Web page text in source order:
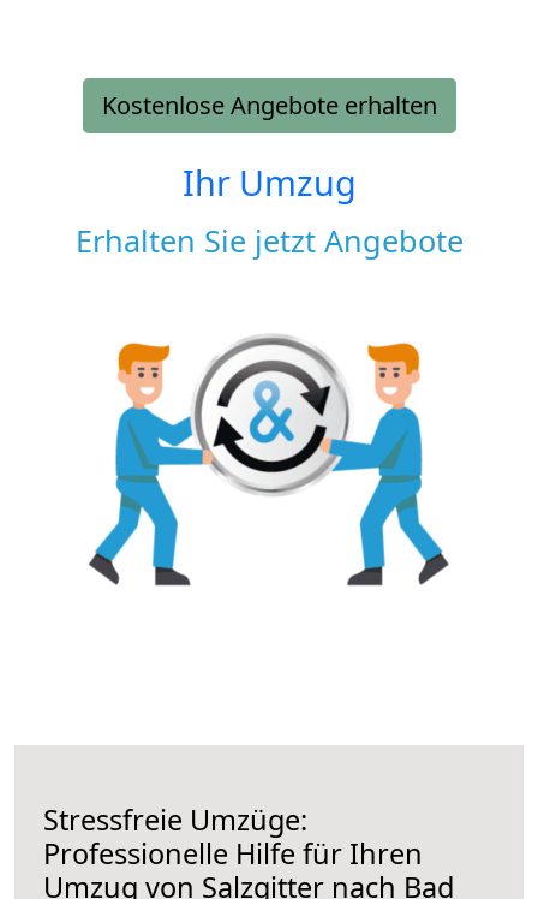
Kostenlose Angebote erhalten
Ihr Umzug
Erhalten Sie jetzt Angebote
Stressfreie Umzüge:
Professionelle Hilfe für Ihren
Umzug von Salzgitter nach Bad